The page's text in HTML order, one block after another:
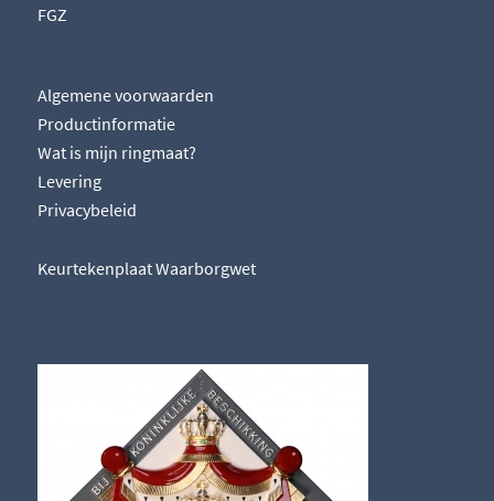
FGZ
Algemene voorwaarden
Productinformatie
Wat is mijn ringmaat?
Levering
Privacybeleid
Keurtekenplaat Waarborgwet